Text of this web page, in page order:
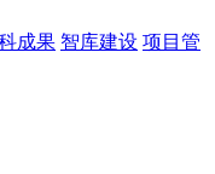
成果 智库建设 项目管